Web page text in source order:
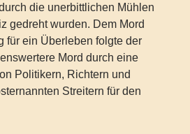
die unerbittlichen Mühlen
gedreht wurden. Dem Mord
für ein Überleben folgte der
Mord durch eine
Politikern, Richtern und
Streitern für den